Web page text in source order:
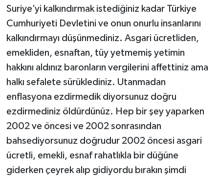
Suriye’yi kalkındırmak istediğiniz kadar Türkiye
Cumhuriyeti Devletini ve onun onurlu insanlarını
kalkındırmayı düşünmediniz. Asgari ücretliden,
emekliden, esnaftan, tüy yetmemiş yetimin
hakkını aldınız baronların vergilerini affettiniz ama
halkı sefalete sürüklediniz. Utanmadan
enflasyona ezdirmedik diyorsunuz doğru
ezdirmediniz öldürdünüz. Hep bir şey yaparken
2002 ve öncesi ve 2002 sonrasından
bahsediyorsunuz doğrudur 2002 öncesi asgari
ücretli, emekli, esnaf rahatlıkla bir düğüne
giderken çeyrek alıp gidiyordu bırakın şimdi